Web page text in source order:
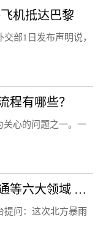
机抵达巴黎
部1日发布声明说，
程有哪些？
关心的问题之一。一
设研院：公司是一家聚焦于交通等六大领域 为建设工程提供专业技术服务以及其他延伸服务的工程咨询公司
提问：这次北方暴雨